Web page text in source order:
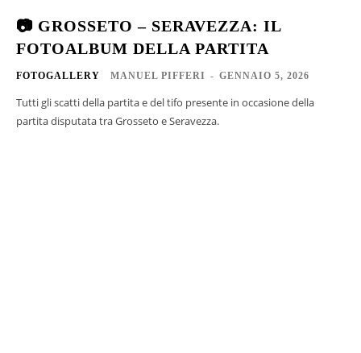
📷 GROSSETO – SERAVEZZA: IL
FOTOALBUM DELLA PARTITA
FOTOGALLERY MANUEL PIFFERI - GENNAIO 5, 2026
Tutti gli scatti della partita e del tifo presente in occasione della
partita disputata tra Grosseto e Seravezza.